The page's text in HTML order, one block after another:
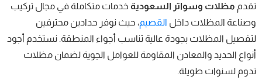
تقدم مظلات وسواتر السعودية خدمات متكاملة في مجال تركيب
وصناعة المظلات داخل القصيم، حيث نوفر حدادين محترفين
لتفصيل المظلات بجودة عالية تناسب أجواء المنطقة. نستخدم أجود
أنواع الحديد والمعادن المقاومة للعوامل الجوية لضمان مظلات
تدوم لسنوات طويلة.